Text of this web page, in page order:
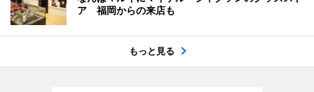
ア 福岡からの来店も
もっと見る